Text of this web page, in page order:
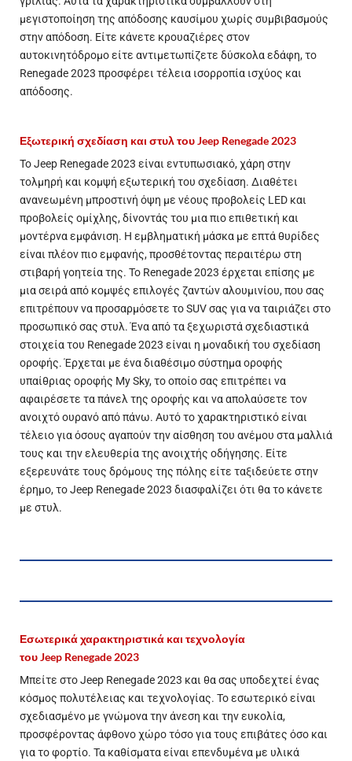
μεγιστοποίηση της απόδοσης καυσίμου χωρίς συμβιβασμούς
στην απόδοση. Είτε κάνετε κρουαζιέρες στον
αυτοκινητόδρομο είτε αντιμετωπίζετε δύσκολα εδάφη, το
Renegade 2023 προσφέρει τέλεια ισορροπία ισχύος και
απόδοσης.
Εξωτερική σχεδίαση και στυλ τουJeep Renegade 2023
Το Jeep Renegade 2023 είναι εντυπωσιακό, χάρη στην
τολμηρή και κομψή εξωτερική του σχεδίαση. Διαθέτει
ανανεωμένη μπροστινή όψη με νέους προβολείς LED και
προβολείς ομίχλης, δίνοντάς του μια πιο επιθετική και
μοντέρνα εμφάνιση. Η εμβληματική μάσκα με επτά θυρίδες
είναι πλέον πιο εμφανής, προσθέτοντας περαιτέρω στη
στιβαρή γοητεία της. Το Renegade 2023 έρχεται επίσης με
μια σειρά από κομψές επιλογές ζαντών αλουμινίου, που σας
επιτρέπουν να προσαρμόσετε το SUV σας για να ταιριάζει στο
προσωπικό σας στυλ. Ένα από τα ξεχωριστά σχεδιαστικά
στοιχεία του Renegade 2023 είναι η μοναδική του σχεδίαση
οροφής. Έρχεται με ένα διαθέσιμο σύστημα οροφής
υπαίθριας οροφής My Sky, το οποίο σας επιτρέπει να
αφαιρέσετε τα πάνελ της οροφής και να απολαύσετε τον
ανοιχτό ουρανό από πάνω. Αυτό το χαρακτηριστικό είναι
τέλειο για όσους αγαπούν την αίσθηση του ανέμου στα μαλλιά
τους και την ελευθερία της ανοιχτής οδήγησης. Είτε
εξερευνάτε τους δρόμους της πόλης είτε ταξιδεύετε στην
έρημο, το Jeep Renegade 2023 διασφαλίζει ότι θα το κάνετε
με στυλ.
Εσωτερικά χαρακτηριστικά και τεχνολογία
τουJeep Renegade 2023
Μπείτε στο Jeep Renegade 2023 και θα σας υποδεχτεί ένας
κόσμος πολυτέλειας και τεχνολογίας. Το εσωτερικό είναι
σχεδιασμένο με γνώμονα την άνεση και την ευκολία,
προσφέροντας άφθονο χώρο τόσο για τους επιβάτες όσο και
για το φορτίο. Τα καθίσματα είναι επενδυμένα με υλικά